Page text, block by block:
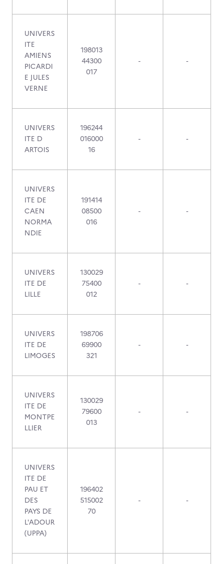
UNIVERS
ITE
AMIENS
PICARDI
E JULES
VERNE
198013
44300
017
- -
UNIVERS
ITE D
ARTOIS
196244
016000
16
- -
UNIVERS
ITE DE
CAEN
NORMA
NDIE
191414
08500
016
- -
UNIVERS
ITE DE
LILLE
130029
75400
012
- -
UNIVERS
ITE DE
LIMOGES
198706
69900
321
- -
UNIVERS
ITE DE
MONTPE
LLIER
130029
79600
013
- -
UNIVERS
ITE DE
PAU ET
DES
PAYS DE
L'ADOUR
(UPPA)
196402
515002
70
- -